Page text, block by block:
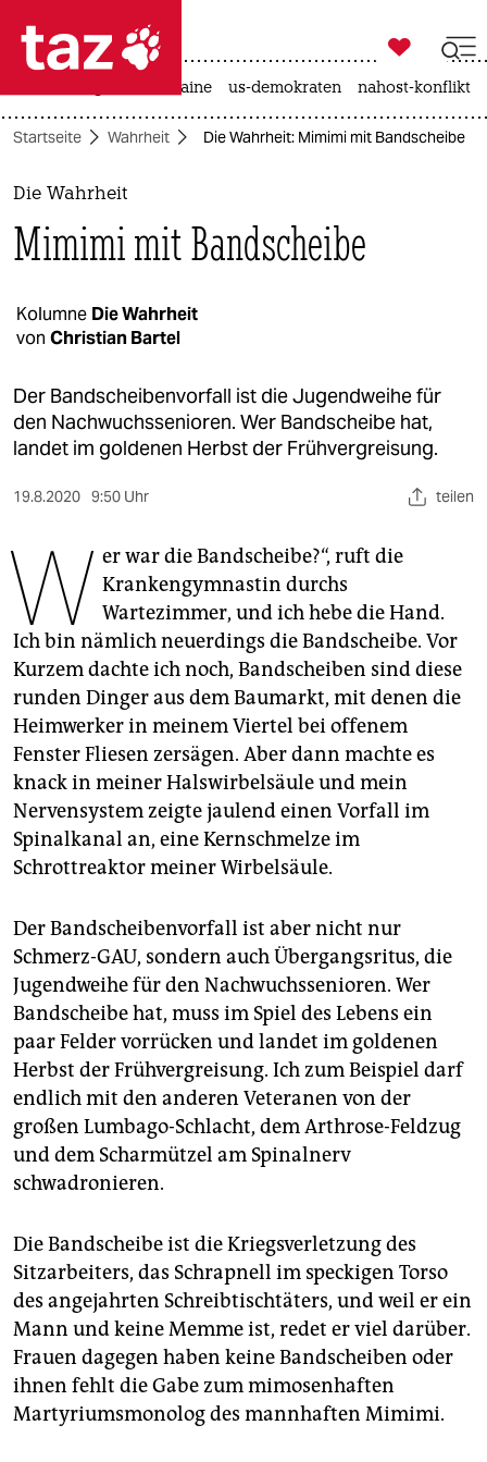
 taz zahl ich
taz zahl ich
themen
politik
gesellschaft
kultur
sport
berlin
wahrheit
verlag
verlag
veranstaltungen
shop
fragen & hilfe
unterstützen
genossenschaft
epaper login

taz zahl ich
krieg in der ukraine us-demokraten nahost-konflikt
Startseite Wahrheit Die Wahrheit: Mimimi mit Bandscheibe
Die Wahrheit
Mimimi mit Bandscheibe
Kolumne Die Wahrheit
von Christian Bartel
Der Bandscheibenvorfall ist die Jugendweihe für
den Nachwuchssenioren. Wer Bandscheibe hat,
landet im goldenen Herbst der Frühvergreisung.
19.8.2020 9:50 Uhr teilen
W er war die Bandscheibe?“, ruft die
Krankengymnastin durchs
Wartezimmer, und ich hebe die Hand.
Ich bin nämlich neuerdings die Bandscheibe. Vor
Kurzem dachte ich noch, Bandscheiben sind diese
runden Dinger aus dem Baumarkt, mit denen die
Heimwerker in meinem Viertel bei offenem
Fenster Fliesen zersägen. Aber dann machte es
knack in meiner Halswirbelsäule und mein
Nervensystem zeigte jaulend einen Vorfall im
Spinalkanal an, eine Kernschmelze im
Schrottreaktor meiner Wirbelsäule.
Der Bandscheibenvorfall ist aber nicht nur
Schmerz-GAU, sondern auch Übergangsritus, die
Jugendweihe für den Nachwuchssenioren. Wer
Bandscheibe hat, muss im Spiel des Lebens ein
paar Felder vorrücken und landet im goldenen
Herbst der Frühvergreisung. Ich zum Beispiel darf
endlich mit den anderen Veteranen von der
großen Lumbago-Schlacht, dem Arthrose-Feldzug
und dem Scharmützel am Spinalnerv
schwadronieren.
Die Bandscheibe ist die Kriegsverletzung des
Sitzarbeiters, das Schrapnell im speckigen Torso
des angejahrten Schreibtischtäters, und weil er ein
Mann und keine Memme ist, redet er viel darüber.
Frauen dagegen haben keine Bandscheiben oder
ihnen fehlt die Gabe zum mimosenhaften
Martyriumsmonolog des mannhaften Mimimi.